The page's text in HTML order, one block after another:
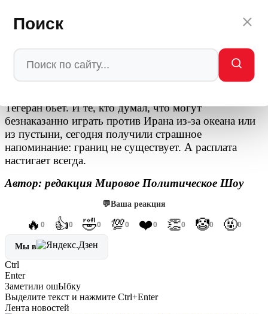
Поиск
получили еще одно доказательство своей
уязвимости. А ОАЭ, которые десятилетиями
вынуждены объяснять, как на их территории
погибли 21 человек.
Тегеран бьет. И те, кто думал, что могут
безнаказанно играть против Ирана из-за океана или
из пустыни, сегодня получили страшное
напоминание: границ не существует. А расплата
настигает всегда.
Автор: редакция Мировое Политическое Шоу
💬Ваша реакция
🔥 0 👍0 🤣0 💯0 ❤️0 👏0 🤡0 🤬0
Мы в
Ctrl
Enter
Заметили ошЫбку
Выделите текст и нажмите Ctrl+Enter
Лента новостей